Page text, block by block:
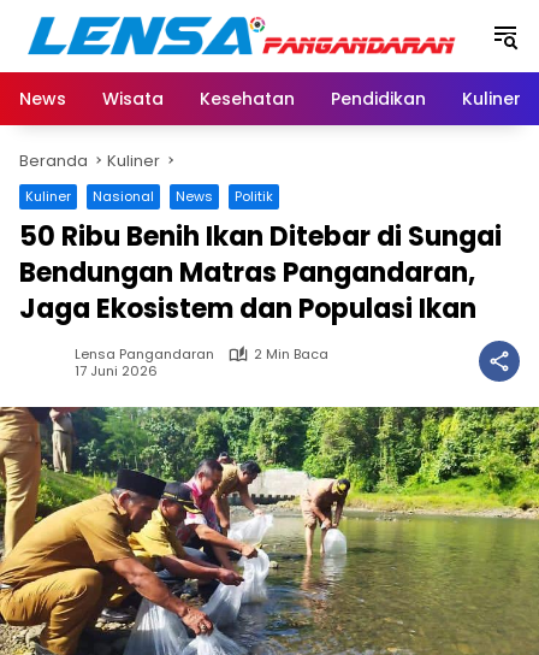
Langsung
konten
News
Wisata Kesehatan Pendidikan Kuliner
Beranda Kuliner
Kuliner Nasional News Politik
50 Ribu Benih Ikan Ditebar di Sungai
Bendungan Matras Pangandaran,
Jaga Ekosistem dan Populasi Ikan
Lensa Pangandaran
2 Min Baca
17 Juni 2026